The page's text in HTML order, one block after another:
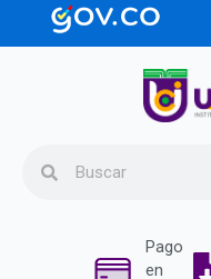
contenido
Pago
en